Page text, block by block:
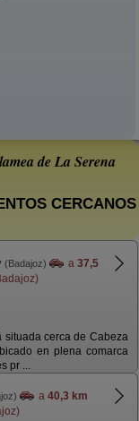
de La Serena
CERCANOS
(Badajoz) a 37,5
situada cerca de Cabeza
en plena comarca
pr ...
a 40,3 km